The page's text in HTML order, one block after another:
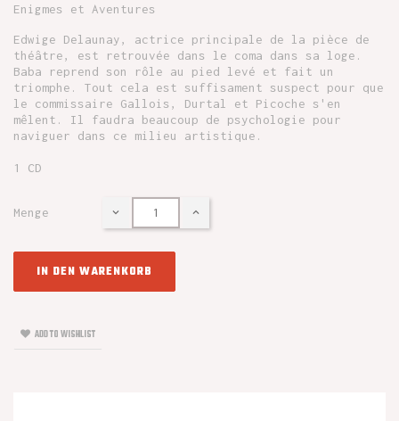
Enigmes et Aventures
Edwige Delaunay, actrice principale de la pièce de
théâtre, est retrouvée dans le coma dans sa loge.
Baba reprend son rôle au pied levé et fait un
triomphe. Tout cela est suffisament suspect pour que
le commissaire Gallois, Durtal et Picoche s'en
mêlent. Il faudra beaucoup de psychologie pour
naviguer dans ce milieu artistique.
1 CD
Menge
IN DEN WARENKORB
ADD TO WISHLIST